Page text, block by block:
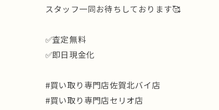
スタッフ一同お待ちしております🥰
✅査定無料
✅即日現金化
#買い取り専門店佐賀北バイ店
#買い取り専門店セリオ店